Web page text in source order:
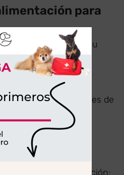
para
empecé a racionar su
Luego, de manera
la frecuencia a 3.
2 raciones por día
los famosos dientes de
le debe dar a un
clave para evitar
u obesidad.
a modo de orientación: